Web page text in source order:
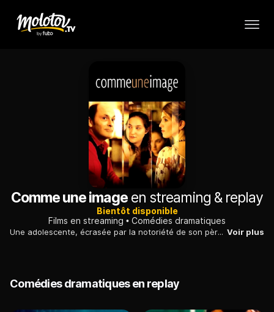
Comme une imageen streaming & replay
Bientôt disponible
Films en streaming
Comédies dramatiques
Une adolescente, écrasée par la notoriété de son père écrivain, se rapproche de son professeur de chant, dont le mari tente de percer dans le milieu littéraire. Voir plus
Comédies dramatiques en replay